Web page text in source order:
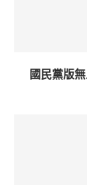
國民黨版